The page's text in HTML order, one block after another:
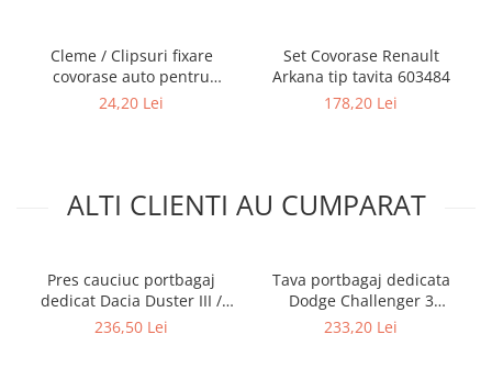
Cleme / Clipsuri fixare
covorase auto pentru
Renault / Nissan
24,20 Lei
Set Covorase Renault
Arkana tip tavita 603484
178,20 Lei
ALTI CLIENTI AU CUMPARAT
Pres cauciuc portbagaj
dedicat Dacia Duster III /
Duster Hybrid 2024-
236,50 Lei
Tava portbagaj dedicata
Dodge Challenger 3
02.2008-prezent / facelift
233,20 Lei